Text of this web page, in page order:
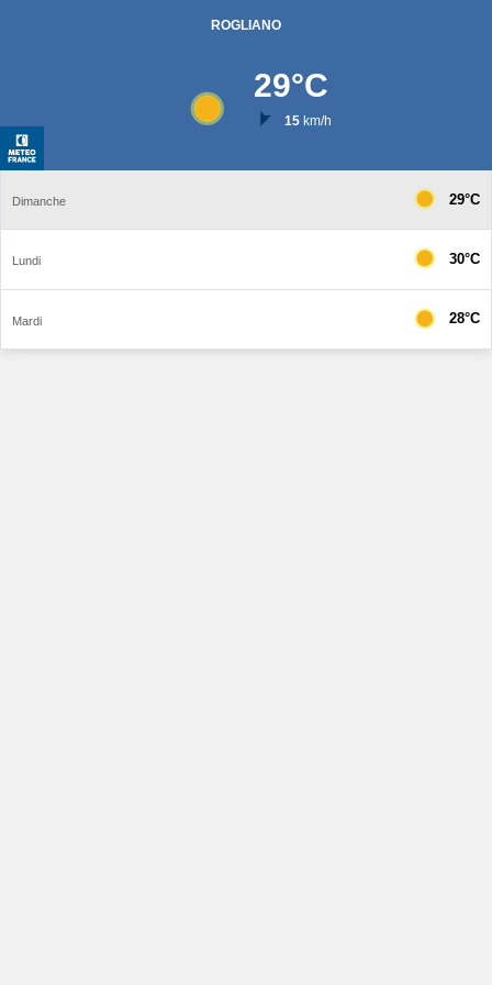
ROGLIANO
29°C
15km/h
Dimanche 29°C
Lundi 30°C
Mardi 28°C